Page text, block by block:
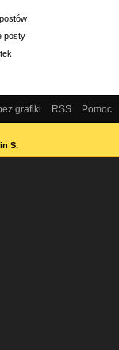
posty
grafiki RSS Pomoc
S.